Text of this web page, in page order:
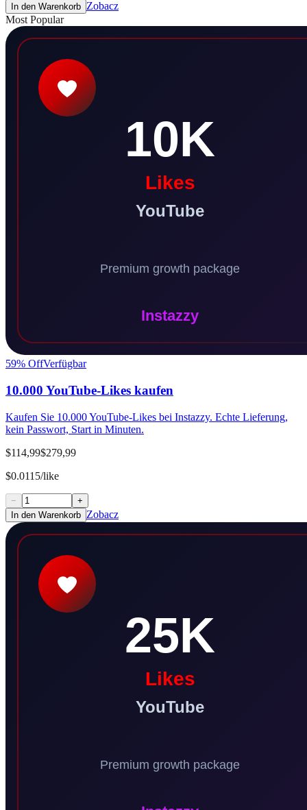
In den Warenkorb Zobacz
Most Popular
59% OffVerfügbar
10.000 YouTube-Likes kaufen
Kaufen Sie 10.000 YouTube-Likes bei Instazzy. Echte Lieferung,
kein Passwort, Start in Minuten.
$114,99$279,99
$0.0115/like
−
+
In den Warenkorb Zobacz